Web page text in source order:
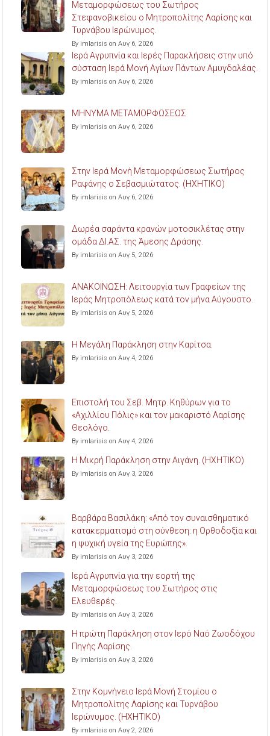
Μεταμορφώσεως του Σωτήρος
Στεφανοβικείου ο Μητροπολίτης Λαρίσης και
Τυρνάβου Ιερώνυμος.
By imlarisis on Αυγ 6, 2026
Ιερά Αγρυπνία και Ιερές Παρακλήσεις στην υπό
σύσταση Ιερά Μονή Αγίων Πάντων Αμυγδαλέας.
By imlarisis on Αυγ 6, 2026
ΜΗΝΥΜΑ ΜΕΤΑΜΟΡΦΩΣΕΩΣ
By imlarisis on Αυγ 6, 2026
Στην Ιερά Μονή Μεταμορφώσεως Σωτήρος
Ραψάνης ο Σεβασμιώτατος. (ΗΧΗΤΙΚΟ)
By imlarisis on Αυγ 6, 2026
Δωρέα σαράντα κρανών μοτοσικλέτας στην
ομάδα ΔΙ.ΑΣ. της Άμεσης Δράσης.
By imlarisis on Αυγ 5, 2026
ΑΝΑΚΟΙΝΩΣΗ: Λειτουργία των Γραφείων της
Ιεράς Μητροπόλεως κατά τον μήνα Αύγουστο.
By imlarisis on Αυγ 5, 2026
Η Μεγάλη Παράκληση στην Καρίτσα.
By imlarisis on Αυγ 4, 2026
Επιστολή του Σεβ. Μητρ. Κηθύρων για το
«Αχιλλίου Πόλις» και τον μακαριστό Λαρίσης
Θεολόγο.
By imlarisis on Αυγ 4, 2026
Η Μικρή Παράκληση στην Αιγάνη. (ΗΧΗΤΙΚΟ)
By imlarisis on Αυγ 3, 2026
Βαρβάρα Βασιλάκη: «Από τον συναισθηματικό
κατακερματισμό στη σύνθεση: η Ορθοδοξία και
η ψυχική υγεία της Ευρώπης».
By imlarisis on Αυγ 3, 2026
Ιερά Αγρυπνία για την εορτή της
Μεταμορφώσεως του Σωτήρος στις
Ελευθερές.
By imlarisis on Αυγ 3, 2026
Η πρώτη Παράκληση στον Ιερό Ναό Ζωοδόχου
Πηγής Λαρίσης.
By imlarisis on Αυγ 3, 2026
Στην Κομνήνειο Ιερά Μονή Στομίου ο
Μητροπολίτης Λαρίσης και Τυρνάβου
Ιερώνυμος. (ΗΧΗΤΙΚΟ)
By imlarisis on Αυγ 2, 2026